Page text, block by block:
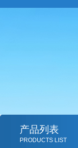
产品列表
PRODUCTS LIST